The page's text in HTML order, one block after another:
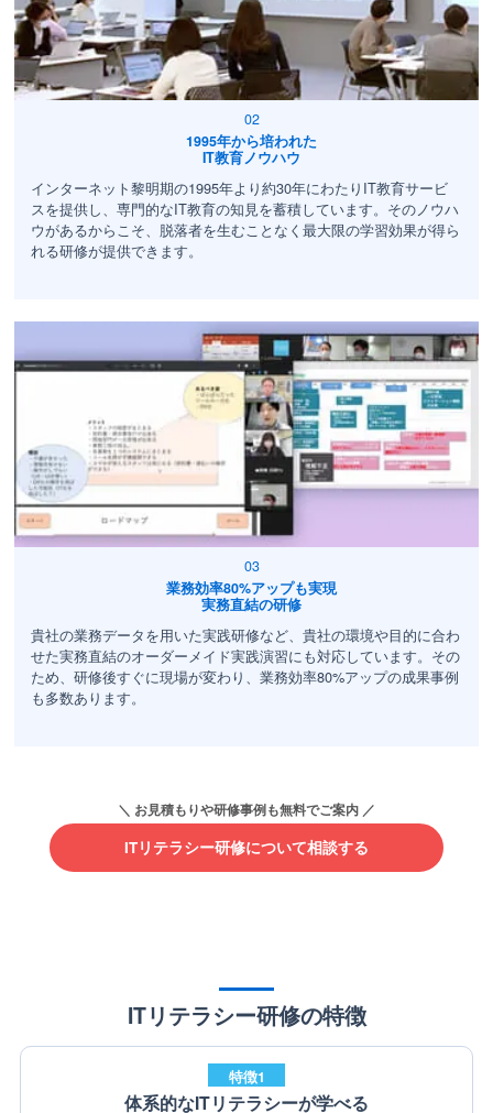
1995年から培われた
IT教育ノウハウ
インターネット黎明期の1995年より約30年にわたりIT教育サービ
スを提供し、専門的なIT教育の知見を蓄積しています。そのノウハ
ウがあるからこそ、脱落者を生むことなく最大限の学習効果が得ら
れる研修が提供できます。
業務効率80%アップも実現
実務直結の研修
貴社の業務データを用いた実践研修など、貴社の環境や目的に合わ
せた実務直結のオーダーメイド実践演習にも対応しています。その
ため、研修後すぐに現場が変わり、業務効率80%アップの成果事例
も多数あります。
ITリテラシー研修について相談する
ITリテラシー研修の特徴
特徴1
体系的なITリテラシーが学べる